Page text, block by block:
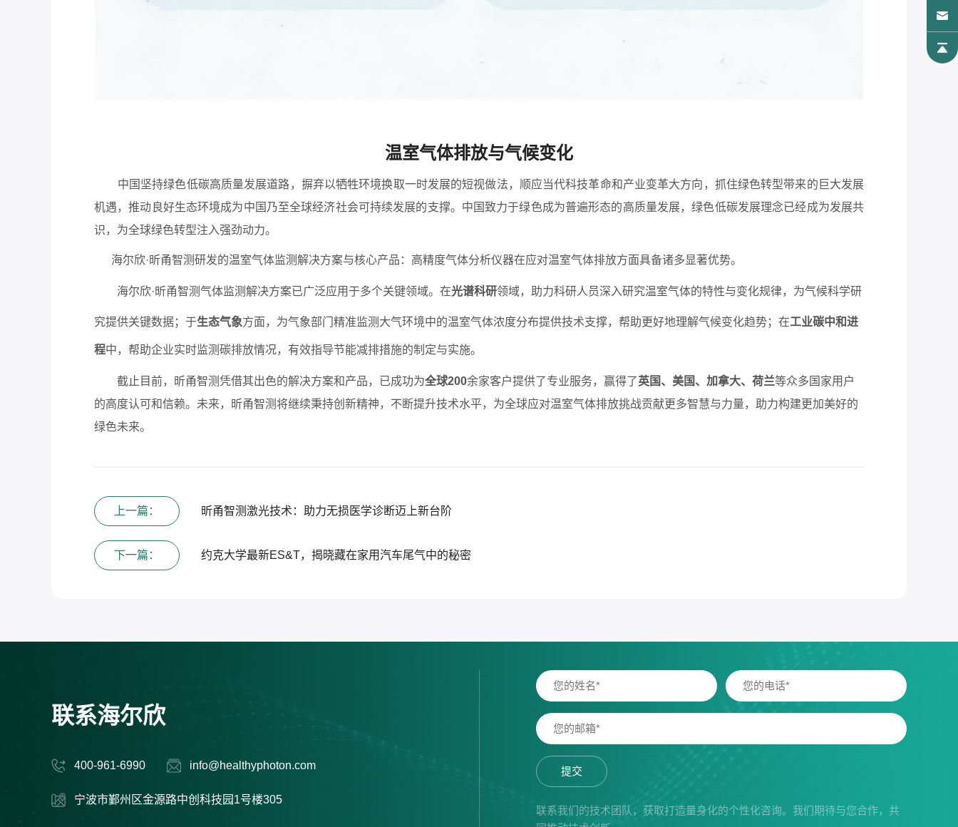
温室气体排放与气候变化
中国坚持绿色低碳高质量发展道路，摒弃以牺牲环境换取一时发展的短视做法，顺应当代科技革命和产业变革大方向，抓住绿色转型带来的巨大发展
机遇，推动良好生态环境成为中国乃至全球经济社会可持续发展的支撑。中国致力于绿色成为普遍形态的高质量发展，绿色低碳发展理念已经成为发展共
识，为全球绿色转型注入强劲动力。
海尔欣·昕甬智测研发的温室气体监测解决方案与核心产品：高精度气体分析仪器在应对温室气体排放方面具备诸多显著优势。
海尔欣·昕甬智测气体监测解决方案已广泛应用于多个关键领域。在光谱科研领域，助力科研人员深入研究温室气体的特性与变化规律，为气候科学研
究提供关键数据；于生态气象方面，为气象部门精准监测大气环境中的温室气体浓度分布提供技术支撑，帮助更好地理解气候变化趋势；在工业碳中和进
程中，帮助企业实时监测碳排放情况，有效指导节能减排措施的制定与实施。
截止目前，昕甬智测凭借其出色的解决方案和产品，已成功为全球200余家客户提供了专业服务，赢得了英国、美国、加拿大、荷兰等众多国家用户
的高度认可和信赖。未来，昕甬智测将继续秉持创新精神，不断提升技术水平，为全球应对温室气体排放挑战贡献更多智慧与力量，助力构建更加美好的
绿色未来。
上一篇： 昕甬智测激光技术：助力无损医学诊断迈上新台阶
下一篇： 约克大学最新ES&T，揭晓藏在家用汽车尾气中的秘密
联系海尔欣
400-961-6990 info@healthyphoton.com
宁波市鄞州区金源路中创科技园1号楼305
提交
联系我们的技术团队，获取打造量身化的个性化咨询。我们期待与您合作，共